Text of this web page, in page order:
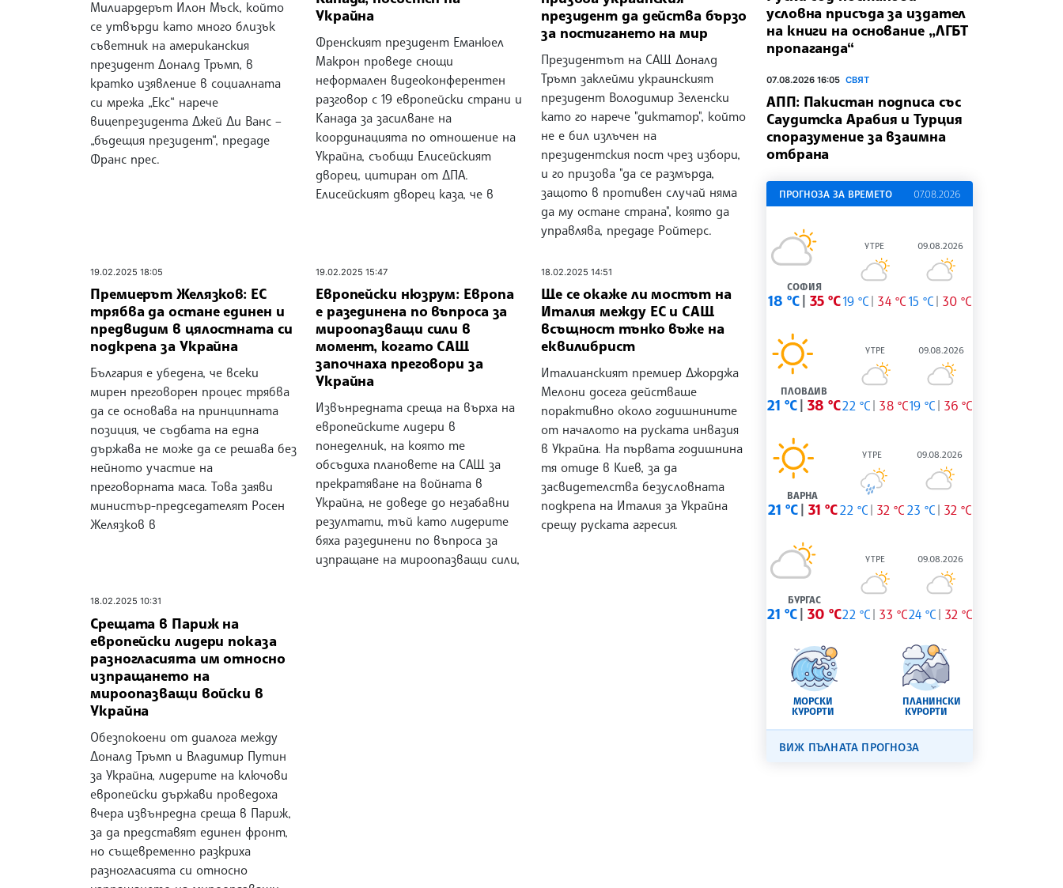
Милиардерът Илон Мъск, който
се утвърди като много близък
съветник на американския
президент Доналд Тръмп, в
кратко изявление в социалната
си мрежа „Екс“ нарече
вицепрезидента Джей Ди Ванс –
„бъдещия президент“, предаде
Франс прес.
Украйна
Френският президент Еманюел
Макрон проведе снощи
неформален видеоконферентен
разговор с 19 европейски страни и
Канада за засилване на
координацията по отношение на
Украйна, съобщи Елисейският
дворец, цитиран от ДПA.
Елисейският дворец каза, че в
президент да действа бързо
за постигането на мир
Президентът на САЩ Доналд
Тръмп заклейми украинският
президент Володимир Зеленски
като го нарече "диктатор", който
не е бил излъчен на
президентския пост чрез избори,
и го призова "да се размърда,
защото в противен случай няма
да му остане страна", която да
управлява, предаде Ройтерс.
19.02.2025 18:05
Премиерът Желязков: ЕС
трябва да остане единен и
предвидим в цялостната си
подкрепа за Украйна
България е убедена, че всеки
мирен преговорен процес трябва
да се основава на принципната
позиция, че съдбата на една
държава не може да се решава без
нейното участие на
преговорната маса. Това заяви
министър-председателят Росен
Желязков в
19.02.2025 15:47
Европейски нюзрум: Европа
е разединена по въпроса за
мироопазващи сили в
момент, когато САЩ
започнаха преговори за
Украйна
Извънредната среща на върха на
европейските лидери в
понеделник, на която те
обсъдиха плановете на САЩ за
прекратяване на войната в
Украйна, не доведе до незабавни
резултати, тъй като лидерите
бяха разединени по въпроса за
изпращане на мироопазващи сили,
18.02.2025 14:51
Ще се окаже ли мостът на
Италия между ЕС и САЩ
всъщност тънко въже на
еквилибрист
Италианският премиер Джорджа
Мелони досега действаше
порактивно около годишнините
от началото на руската инвазия
в Украйна. На първата годишнина
тя отиде в Киев, за да
засвидетелства безусловната
подкрепа на Италия за Украйна
срещу руската агресия.
18.02.2025 10:31
Срещата в Париж на
европейски лидери показа
разногласията им относно
изпращането на
мироопазващи войски в
Украйна
Обезпокоени от диалога между
Доналд Тръмп и Владимир Путин
за Украйна, лидерите на ключови
европейски държави проведоха
вчера извънредна среща в Париж,
за да представят единен фронт,
но същевременно разкриха
разногласията си относно
условна присъда за издател
на книги на основание „ЛГБТ
пропаганда“
07.08.2026 16:05 СВЯТ
АПП: Пакистан подписа със
Саудитска Арабия и Турция
споразумение за взаимна
отбрана
ПРОГНОЗА ЗА ВРЕМЕТО 07.08.2026
СОФИЯ
18 °C 35 °C
УТРЕ
19 °C 34 °C
09.08.2026
15 °C 30 °C
ПЛОВДИВ
21 °C 38 °C
УТРЕ
22 °C 38 °C
09.08.2026
19 °C 36 °C
ВАРНА
21 °C 31 °C
УТРЕ
22 °C 32 °C
09.08.2026
23 °C 32 °C
БУРГАС
21 °C 30 °C
УТРЕ
22 °C 33 °C
09.08.2026
24 °C 32 °C
МОРСКИ
КУРОРТИ
ПЛАНИНСКИ
КУРОРТИ
ВИЖ ПЪЛНАТА ПРОГНОЗА